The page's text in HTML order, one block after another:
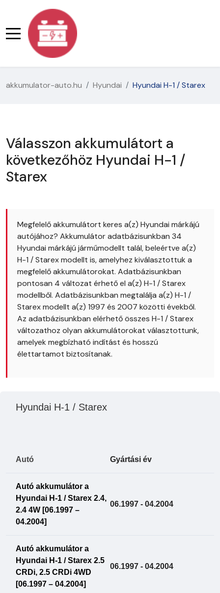
akkumulator-auto.hu Hyundai Hyundai H-1 / Starex
Válasszon akkumulátort a
következőhöz Hyundai H-1 /
Starex
Megfelelő akkumulátort keres a(z) Hyundai márkájú
autójához? Akkumulátor adatbázisunkban 34
Hyundai márkájú járműmodellt talál, beleértve a(z)
H-1 / Starex modellt is, amelyhez kiválasztottuk a
megfelelő akkumulátorokat. Adatbázisunkban
pontosan 4 változat érhető el a(z) H-1 / Starex
modellből. Adatbázisunkban megtalálja a(z) H-1 /
Starex modellt a(z) 1997 és 2007 közötti évekből.
Az adatbázisunkban elérhető összes H-1 / Starex
változathoz olyan akkumulátorokat választottunk,
amelyek megbízható indítást és hosszú
élettartamot biztosítanak.
Hyundai H-1 / Starex
Autó Gyártási év
Autó akkumulátor a
Hyundai H-1 / Starex 2.4,
2.4 4W [06.1997 –
04.2004]
06.1997 - 04.2004
Autó akkumulátor a
Hyundai H-1 / Starex 2.5
CRDi, 2.5 CRDi 4WD
[06.1997 – 04.2004]
06.1997 - 04.2004